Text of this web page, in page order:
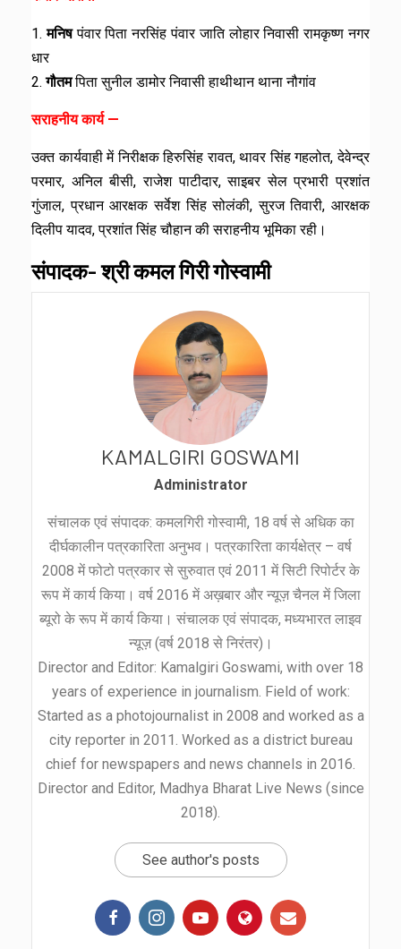
1.मनिषपंवार पिता नरसिंह पंवार जाति लोहार निवासी रामकृष्ण नगर
धार
2.गौतमपिता सुनील डामोर निवासी हाथीथान थाना नौगांव
सराहनीय कार्य —
उक्त कार्यवाही में निरीक्षक हिरुसिंह रावत, थावर सिंह गहलोत, देवेन्द्र
परमार, अनिल बीसी, राजेश पाटीदार, साइबर सेल प्रभारी प्रशांत
गुंजाल, प्रधान आरक्षक सर्वेश सिंह सोलंकी, सुरज तिवारी, आरक्षक
दिलीप यादव, प्रशांत सिंह चौहान की सराहनीय भूमिका रही।
संपादक- श्री कमल गिरी गोस्वामी
KAMALGIRI GOSWAMI
Administrator
संचालक एवं संपादक: कमलगिरी गोस्वामी, 18 वर्ष से अधिक का
दीर्घकालीन पत्रकारिता अनुभव। पत्रकारिता कार्यक्षेत्र – वर्ष
2008 में फोटो पत्रकार से सुरुवात एवं 2011 में सिटी रिपोर्टर के
रूप में कार्य किया। वर्ष 2016 में अख़बार और न्यूज़ चैनल में जिला
ब्यूरो के रूप में कार्य किया। संचालक एवं संपादक, मध्यभारत लाइव
न्यूज़ (वर्ष 2018 से निरंतर)।
Director and Editor: Kamalgiri Goswami, with over 18
years of experience in journalism. Field of work:
Started as a photojournalist in 2008 and worked as a
city reporter in 2011. Worked as a district bureau
chief for newspapers and news channels in 2016.
Director and Editor, Madhya Bharat Live News (since
2018).
See author's posts